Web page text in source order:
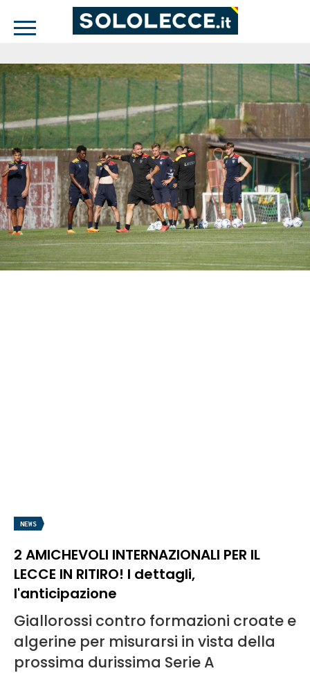
NEWS
2 AMICHEVOLI INTERNAZIONALI PER IL
LECCE IN RITIRO! I dettagli,
l'anticipazione
Giallorossi contro formazioni croate e
algerine per misurarsi in vista della
prossima durissima Serie A